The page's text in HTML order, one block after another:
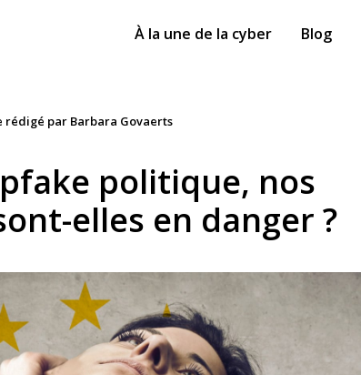
À la une de la cyber Blog
rédigé par Barbara Govaerts
politique, nos
elles en danger ?